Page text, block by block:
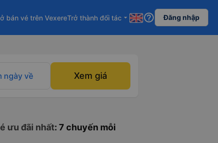
bán vé trên VexereTrở thành đối tác arrow_drop_down help_outline Đăng nhập
ngày về Xem giá
ưu đãi nhất: 7 chuyến mỗi